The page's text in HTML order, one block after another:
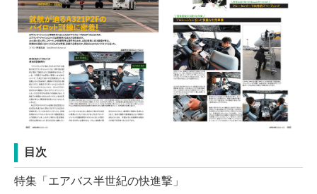
目次
特集「エアバス半世紀の快進撃」